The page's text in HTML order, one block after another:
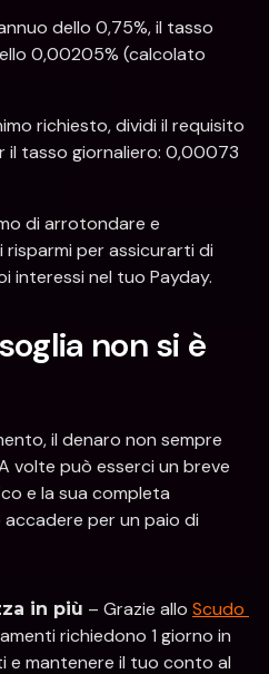
dello 0,75%, il tasso
0,00205% (calcolato
richiesto, dividi il requisito
il tasso giornaliero: 0,00073
di arrotondare e
per assicurarti di
interessi nel tuo Payday.
non si è
il denaro non sempre
volte può esserci un breve
e la sua completa
per un paio di
in più – Grazie allo Scudo
richiedono 1 giorno in
e mantenere il tuo conto al